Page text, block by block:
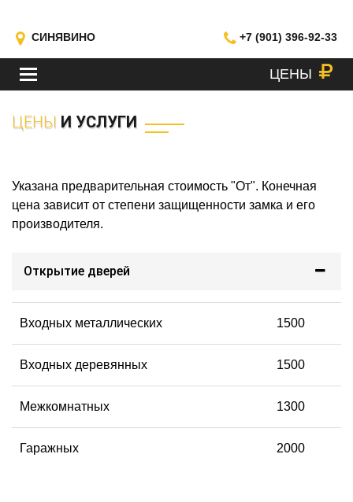
СИНЯВИНО +7 (901) 396-92-33
МЕНЮ ЦЕНЫ
ЦЕНЫ И УСЛУГИ
Указана предварительная стоимость "От". Конечная
цена зависит от степени защищенности замка и его
производителя.
Открытие дверей
Входных металлических 1500
Входных деревянных 1500
Межкомнатных 1300
Гаражных 2000